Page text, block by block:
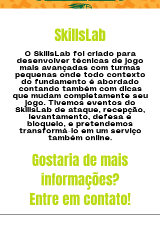
SkillsLab
O SkillsLab foi criado para
desenvolver técnicas de jogo
mais avançadas com turmas
pequenas onde todo contexto
do fundamento é abordado
contando também com dicas
que mudam completamente seu
jogo. Tivemos eventos do
SkillsLab de ataque, recepção,
levantamento, defesa e
bloqueio, e pretendemos
transformá-lo em um serviço
também online.
Gostaria de mais
informações?
Entre em contato!